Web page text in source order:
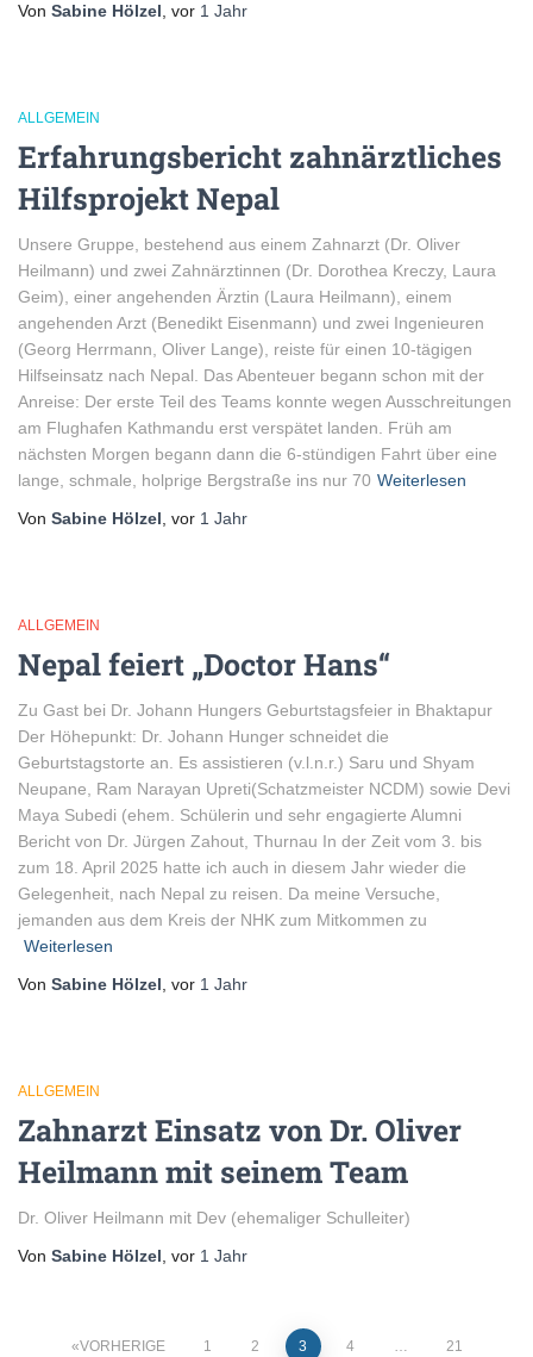
Von Sabine Hölzel , vor 1 Jahr
ALLGEMEIN
Erfahrungsbericht zahnärztliches
Hilfsprojekt Nepal
Unsere Gruppe, bestehend aus einem Zahnarzt (Dr. Oliver
Heilmann) und zwei Zahnärztinnen (Dr. Dorothea Kreczy, Laura
Geim), einer angehenden Ärztin (Laura Heilmann), einem
angehenden Arzt (Benedikt Eisenmann) und zwei Ingenieuren
(Georg Herrmann, Oliver Lange), reiste für einen 10-tägigen
Hilfseinsatz nach Nepal. Das Abenteuer begann schon mit der
Anreise: Der erste Teil des Teams konnte wegen Ausschreitungen
am Flughafen Kathmandu erst verspätet landen. Früh am
nächsten Morgen begann dann die 6-stündigen Fahrt über eine
lange, schmale, holprige Bergstraße ins nur 70 Weiterlesen
Von Sabine Hölzel , vor 1 Jahr
ALLGEMEIN
Nepal feiert „Doctor Hans“
Zu Gast bei Dr. Johann Hungers Geburtstagsfeier in Bhaktapur
Der Höhepunkt: Dr. Johann Hunger schneidet die
Geburtstagstorte an. Es assistieren (v.l.n.r.) Saru und Shyam
Neupane, Ram Narayan Upreti(Schatzmeister NCDM) sowie Devi
Maya Subedi (ehem. Schülerin und sehr engagierte Alumni
Bericht von Dr. Jürgen Zahout, Thurnau In der Zeit vom 3. bis
zum 18. April 2025 hatte ich auch in diesem Jahr wieder die
Gelegenheit, nach Nepal zu reisen. Da meine Versuche,
jemanden aus dem Kreis der NHK zum Mitkommen zu
Weiterlesen
Von Sabine Hölzel , vor 1 Jahr
ALLGEMEIN
Zahnarzt Einsatz von Dr. Oliver
Heilmann mit seinem Team
Dr. Oliver Heilmann mit Dev (ehemaliger Schulleiter)
Von Sabine Hölzel , vor 1 Jahr
VORHERIGE 1 2 3 4 … 21